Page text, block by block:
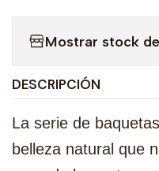
Mostrar stock
DESCRIPCIÓN
La serie de
belleza natural que